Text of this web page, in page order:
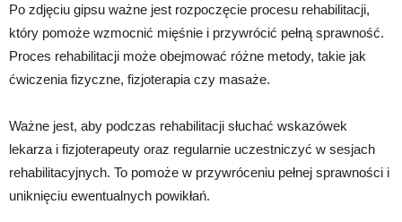
Po zdjęciu gipsu ważne jest rozpoczęcie procesu rehabilitacji,
który pomoże wzmocnić mięśnie i przywrócić pełną sprawność.
Proces rehabilitacji może obejmować różne metody, takie jak
ćwiczenia fizyczne, fizjoterapia czy masaże.
Ważne jest, aby podczas rehabilitacji słuchać wskazówek
lekarza i fizjoterapeuty oraz regularnie uczestniczyć w sesjach
rehabilitacyjnych. To pomoże w przywróceniu pełnej sprawności i
uniknięciu ewentualnych powikłań.